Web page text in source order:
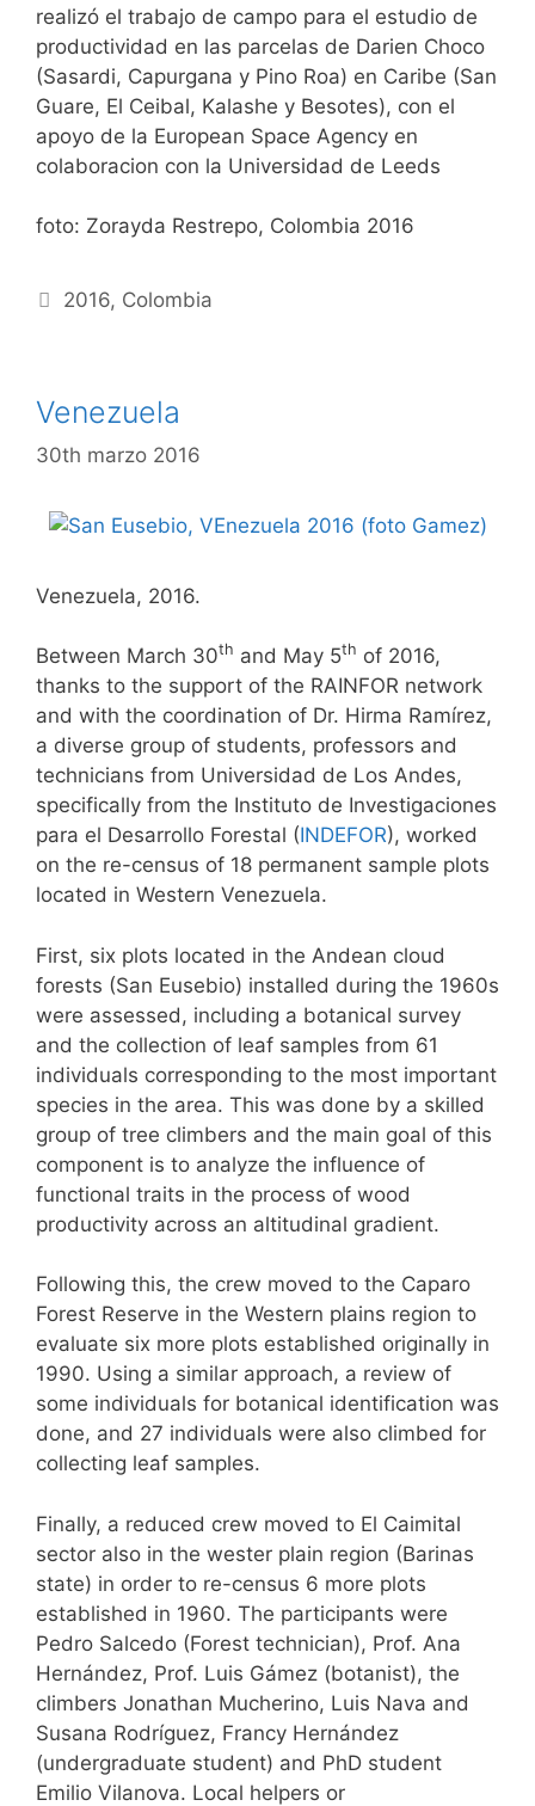
realizó el trabajo de campo para el estudio de
productividad en las parcelas de Darien Choco
(Sasardi, Capurgana y Pino Roa) en Caribe (San
Guare, El Ceibal, Kalashe y Besotes), con el
apoyo de la European Space Agency en
colaboracion con la Universidad de Leeds
foto: Zorayda Restrepo, Colombia 2016
Etiquetas
2016, Colombia
Venezuela
30th marzo 2016
Venezuela, 2016.
Between March 30th and May 5th of 2016,
thanks to the support of the RAINFOR network
and with the coordination of Dr. Hirma Ramírez,
a diverse group of students, professors and
technicians from Universidad de Los Andes,
specifically from the Instituto de Investigaciones
para el Desarrollo Forestal (INDEFOR), worked
on the re-census of 18 permanent sample plots
located in Western Venezuela.
First, six plots located in the Andean cloud
forests (San Eusebio) installed during the 1960s
were assessed, including a botanical survey
and the collection of leaf samples from 61
individuals corresponding to the most important
species in the area. This was done by a skilled
group of tree climbers and the main goal of this
component is to analyze the influence of
functional traits in the process of wood
productivity across an altitudinal gradient.
Following this, the crew moved to the Caparo
Forest Reserve in the Western plains region to
evaluate six more plots established originally in
1990. Using a similar approach, a review of
some individuals for botanical identification was
done, and 27 individuals were also climbed for
collecting leaf samples.
Finally, a reduced crew moved to El Caimital
sector also in the wester plain region (Barinas
state) in order to re-census 6 more plots
established in 1960. The participants were
Pedro Salcedo (Forest technician), Prof. Ana
Hernández, Prof. Luis Gámez (botanist), the
climbers Jonathan Mucherino, Luis Nava and
Susana Rodríguez, Francy Hernández
(undergraduate student) and PhD student
Emilio Vilanova. Local helpers or